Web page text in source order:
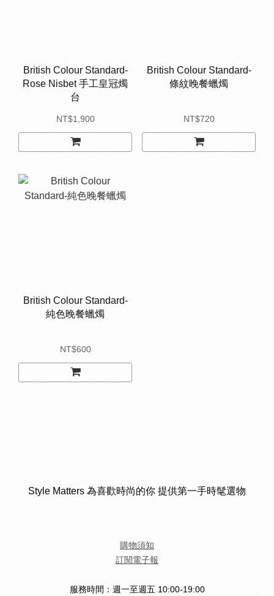
British Colour Standard-
Rose Nisbet 手工皇冠燭
台
NT$1,900
British Colour Standard-
條紋晚餐蠟燭
NT$720
British Colour Standard-
純色晚餐蠟燭
NT$600
Style Matters 為喜歡時尚的你 提供第一手時髦選物
購物須知
訂閱電子報
服務時間：週一至週五 10:00-19:00